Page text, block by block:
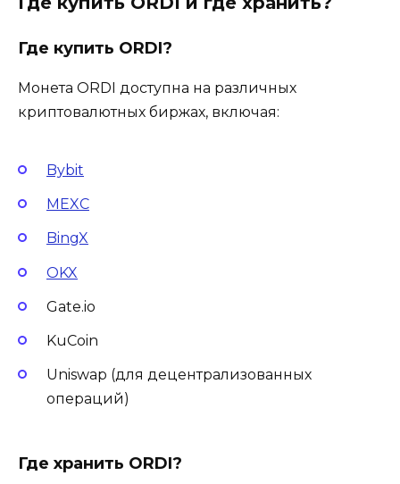
Где купить ORDI?
Монета ORDI доступна на различных
криптовалютных биржах, включая:
Bybit
MEXC
BingX
OKX
Gate.io
KuCoin
Uniswap (для децентрализованных
операций)
Где хранить ORDI?